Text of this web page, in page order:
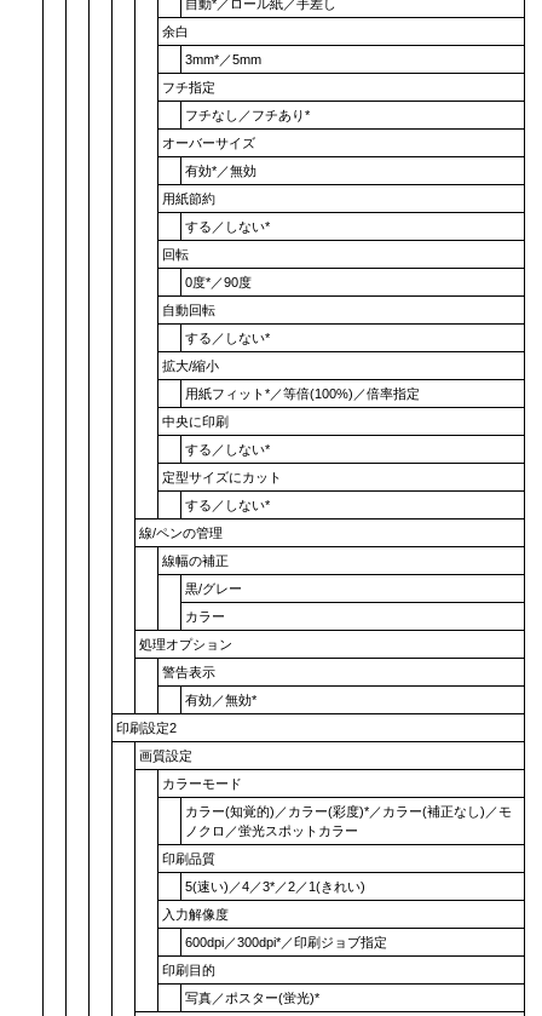
自動*／ ロール紙 ／手差し
余白
3mm*／5mm
フチ指定
フチなし ／フチあり*
オーバーサイズ
有効*／無効
用紙節約
する ／ しない*
回転
0度*／90度
自動回転
する ／ しない*
拡大/縮小
用紙フィット*／等倍(100%) ／倍率指定
中央に印刷
する ／ しない*
定型サイズにカット
する ／ しない*
線/ペンの管理
線幅の補正
黒/グレー
カラー
処理オプション
警告表示
有効 ／無効*
印刷設定2
画質設定
カラーモード
カラー(知覚的) ／カラー(彩度)*／カラー(補正なし) ／モ
ノクロ ／蛍光スポットカラー
印刷品質
5(速い) ／4／3*／2／1(きれい)
入力解像度
600dpi ／300dpi*／印刷ジョブ指定
印刷目的
写真 ／ポスター(蛍光)*